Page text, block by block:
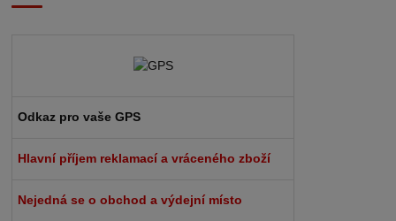
Odkaz pro vaše GPS
Hlavní příjem reklamací a vráceného zboží
Nejedná se o obchod a výdejní místo